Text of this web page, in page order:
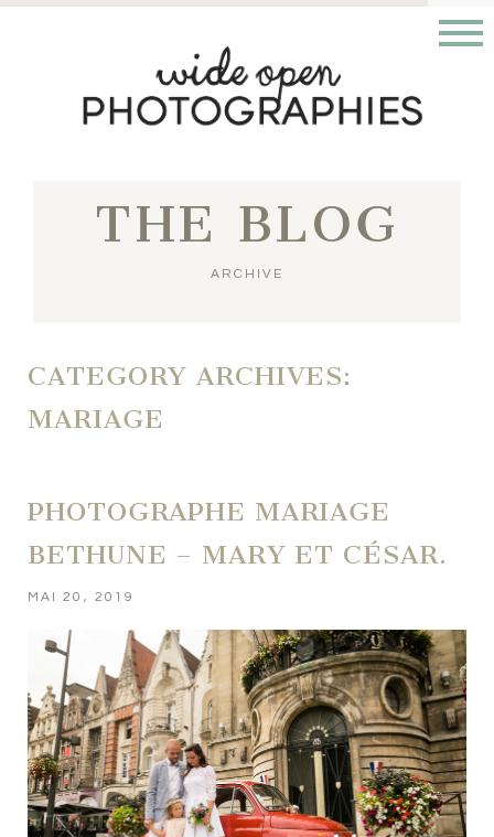
THE BLOG
ARCHIVE
CATEGORY ARCHIVES:
MARIAGE
PHOTOGRAPHE MARIAGE
BETHUNE – MARY ET CÉSAR.
MAI 20, 2019